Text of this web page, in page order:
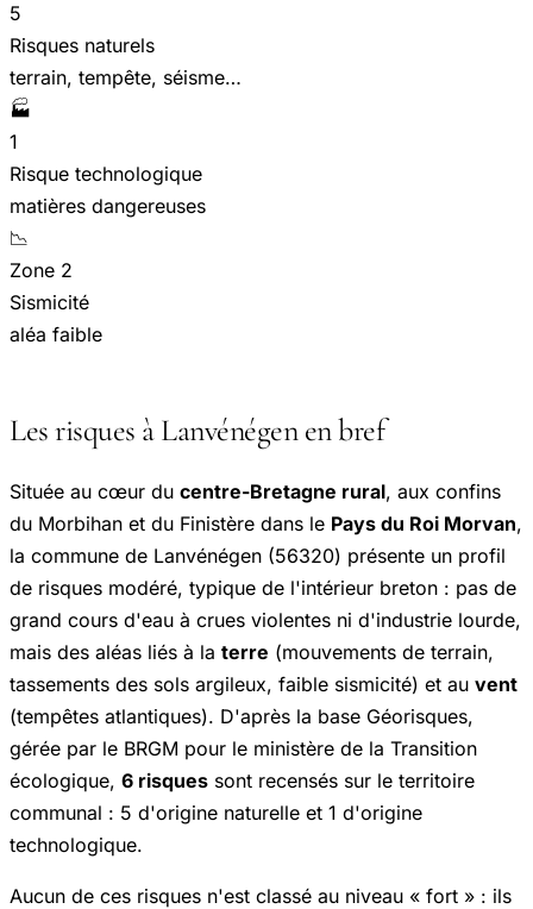
5
Risques naturels
terrain, tempête, séisme…
🏭
1
Risque technologique
matières dangereuses
📉
Zone 2
Sismicité
aléa faible
Les risques à Lanvénégen en bref
Située au cœur du centre-Bretagne rural, aux confins
du Morbihan et du Finistère dans le Pays du Roi Morvan,
la commune de Lanvénégen (56320) présente un profil
de risques modéré, typique de l'intérieur breton : pas de
grand cours d'eau à crues violentes ni d'industrie lourde,
mais des aléas liés à la terre (mouvements de terrain,
tassements des sols argileux, faible sismicité) et au vent
(tempêtes atlantiques). D'après la base Géorisques,
gérée par le BRGM pour le ministère de la Transition
écologique, 6 risques sont recensés sur le territoire
communal : 5 d'origine naturelle et 1 d'origine
technologique.
Aucun de ces risques n'est classé au niveau « fort » : ils